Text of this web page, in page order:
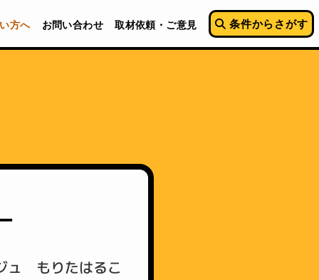
方へ お問い合わせ 取材依頼・ご意見 条件からさがす
ュ もりたはるこ